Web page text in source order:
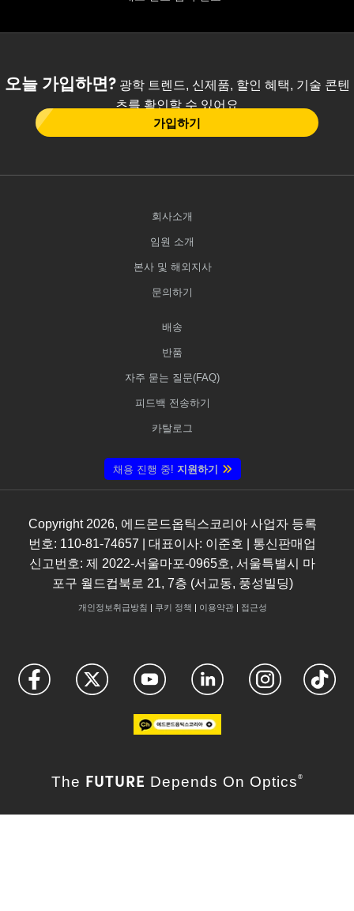
오늘 가입하면?광학 트렌드, 신제품, 할인 혜택, 기술 콘텐
츠를 확인할 수 있어요
가입하기
회사소개
임원 소개
본사 및 해외지사
문의하기
배송
반품
자주 묻는 질문(FAQ)
피드백 전송하기
카탈로그
채용 진행 중! 지원하기
Copyright 2026, 에드몬드옵틱스코리아 사업자 등록
번호: 110-81-74657 | 대표이사: 이준호 | 통신판매업
신고번호: 제 2022-서울마포-0965호, 서울특별시 마
포구 월드컵북로 21, 7층 (서교동, 풍성빌딩)
개인정보취급방침 | 쿠키 정책 | 이용약관| 접근성
The FUTURE Depends On Optics ®